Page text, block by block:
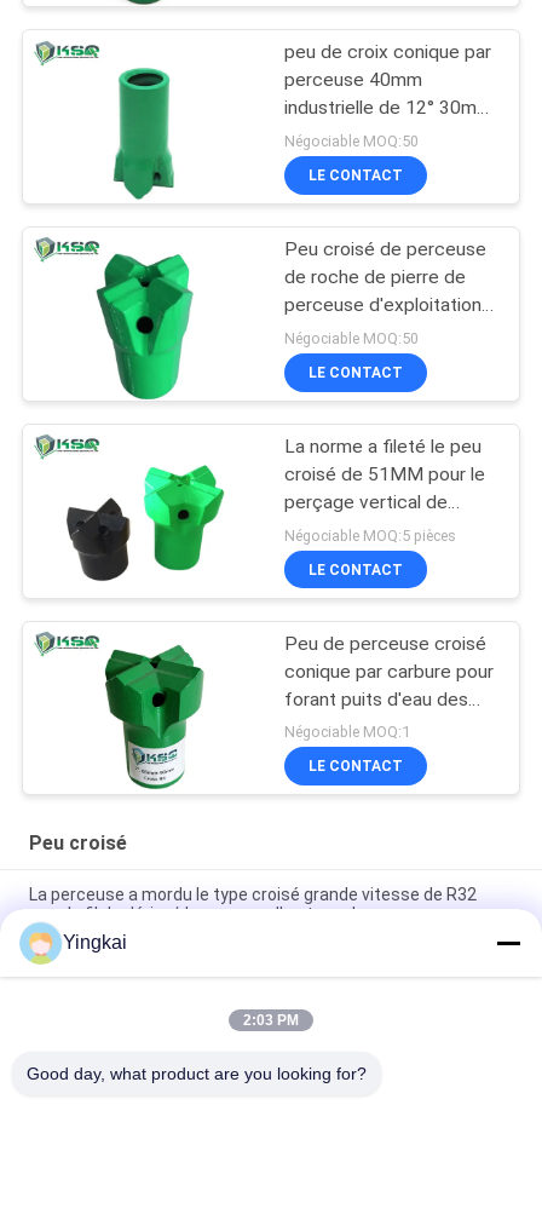
peu de croix conique par
perceuse 40mm
industrielle de 12° 30mm
pour la pierre
Négociable MOQ:50
LE CONTACT
Peu croisé de perceuse
de roche de pierre de
perceuse d'exploitation
de R25 33mm 35mm
38mm
Négociable MOQ:50
LE CONTACT
La norme a fileté le peu
croisé de 51MM pour le
perçage vertical de
forage
Négociable MOQ:5 pièces
LE CONTACT
Peu de perceuse croisé
conique par carbure pour
forant puits d'eau des
outils
Négociable MOQ:1
LE CONTACT
Peu croisé
La perceuse a mordu le type croisé grande vitesse de R32
pour le fil de dérive/de perçage d'un tunnel
1,5 pouces outils de forage de roche de 2 pouces R28 avec le
peu croisé d'insertions en acier
7 degrés 30mm 40mm pour l'acier allié d'industrie d'extraction
Yingkai
2:03 PM
Good day, what product are you looking for?